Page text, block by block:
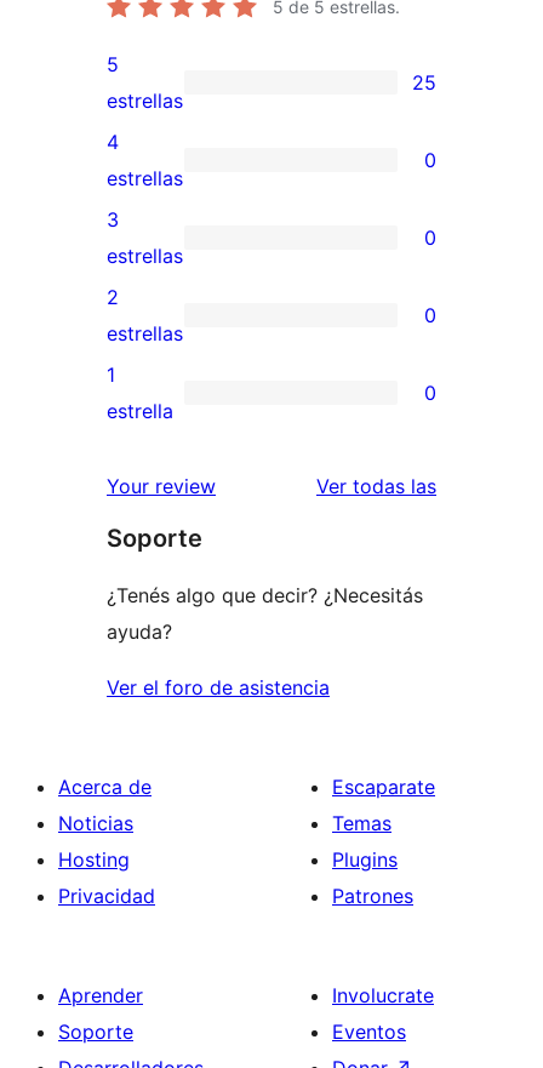
5 de 5 estrellas.
25
valoraciones
de
5
estrellas
5
estrellas
25
0
valoraciones
de
4
estrellas
4
estrellas
0
0
valoraciones
de
3
estrellas
3
estrellas
0
0
valoraciones
de
estrellas
2
estrellas
0
0
de
estrellas
1
estrella
0
Your review Ver todas lasreseñas
Soporte
¿Tenés algo que decir? ¿Necesitás
ayuda?
Ver el foro de asistencia
Acerca de
Noticias
Hosting
Privacidad
Escaparate
Temas
Plugins
Patrones
Aprender
Soporte
Involucrate
Eventos